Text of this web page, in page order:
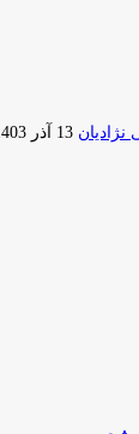
ارسال
13 آذر 1403 17:53